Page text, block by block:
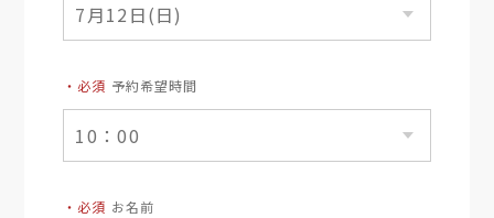
・必須 予約希望時間
・必須 お名前